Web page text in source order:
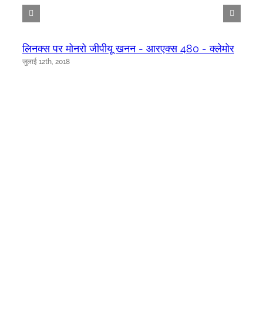
लिनक्स पर मोनरो जीपीयू खनन - आरएक्स 480 - क्लेमोर
जुलाई 12th, 2018